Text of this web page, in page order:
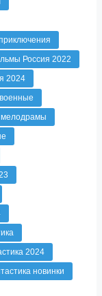
Россия 2022
2024
2024
новинки